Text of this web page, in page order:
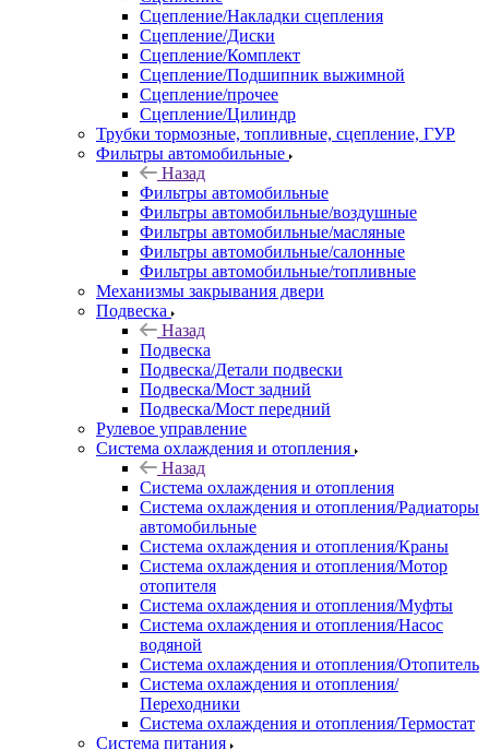
Сцепление/Накладки сцепления
Сцепление/Диски
Сцепление/Комплект
Сцепление/Подшипник выжимной
Сцепление/прочее
Сцепление/Цилиндр
Трубки тормозные, топливные, сцепление, ГУР
Фильтры автомобильные
Назад
Фильтры автомобильные
Фильтры автомобильные/воздушные
Фильтры автомобильные/масляные
Фильтры автомобильные/салонные
Фильтры автомобильные/топливные
Механизмы закрывания двери
Подвеска
Назад
Подвеска
Подвеска/Детали подвески
Подвеска/Мост задний
Подвеска/Мост передний
Рулевое управление
Система охлаждения и отопления
Назад
Система охлаждения и отопления
Система охлаждения и отопления/Радиаторы
автомобильные
Система охлаждения и отопления/Краны
Система охлаждения и отопления/Мотор
отопителя
Система охлаждения и отопления/Муфты
Система охлаждения и отопления/Насос
водяной
Система охлаждения и отопления/Отопитель
Система охлаждения и отопления/
Переходники
Система охлаждения и отопления/Термостат
Система питания